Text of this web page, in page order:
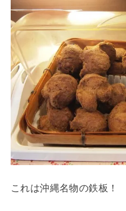
これは沖縄名物の鉄板！